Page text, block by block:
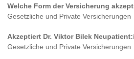
Welche Form der Versicherung
Gesetzliche und Private Versicherungen
Akzeptiert Dr. Viktor Bilek
Gesetzliche und Private Versicherungen